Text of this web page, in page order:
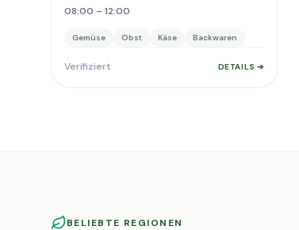
08:00 – 12:00
Gemüse Obst Käse Backwaren
Verifiziert DETAILS ➔
BELIEBTE REGIONEN